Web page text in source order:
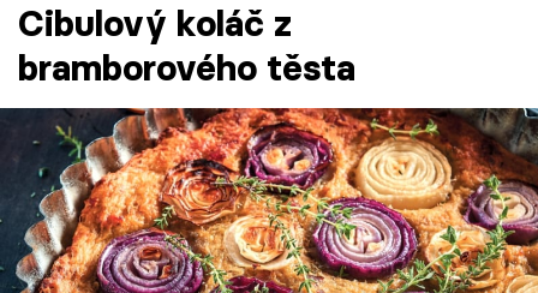
Témata
Recepty
Články
Cibulový koláč z
bramborového těsta